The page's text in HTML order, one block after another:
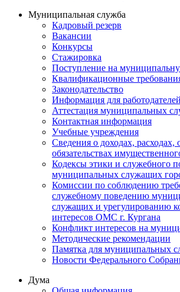
Муниципальная служба
Кадровый резерв
Вакансии
Конкурсы
Стажировка
Поступление на
Квалификационные
Законодательство
Информация для работодателей
Аттестация муниципальных
Контактная информация
Учебные учреждения
Сведения о доходах, расходах,
обязательствах
Кодексы этики и служебного
муниципальных служащих
Комиссии по соблюдению
служебному поведению
служащих и урегулированию
интересов ОМС г. Кургана
Конфликт интересов на
Методические рекомендации
Памятка для муниципальных
Новости Федерального
Дума